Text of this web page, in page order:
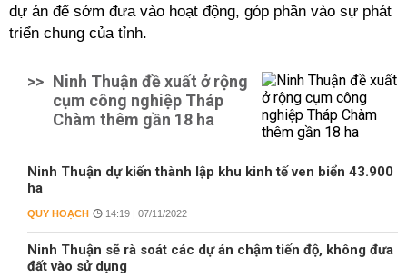
dự án để sớm đưa vào hoạt động, góp phần vào sự phát
triển chung của tỉnh.
>> Ninh Thuận đề xuất ở rộng
cụm công nghiệp Tháp
Chàm thêm gần 18 ha
Ninh Thuận dự kiến thành lập khu kinh tế ven biển 43.900
ha
QUY HOẠCH 14:19 | 07/11/2022
Ninh Thuận sẽ rà soát các dự án chậm tiến độ, không đưa
đất vào sử dụng